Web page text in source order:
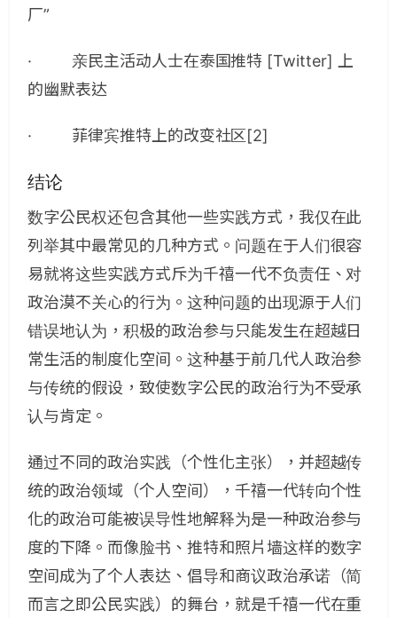
厂”
· 亲民主活动人士在泰国推特 [Twitter] 上
的幽默表达
· 菲律宾推特上的改变社区[2]
结论
数字公民权还包含其他一些实践方式，我仅在此
列举其中最常见的几种方式。问题在于人们很容
易就将这些实践方式斥为千禧一代不负责任、对
政治漠不关心的行为。这种问题的出现源于人们
错误地认为，积极的政治参与只能发生在超越日
常生活的制度化空间。这种基于前几代人政治参
与传统的假设，致使数字公民的政治行为不受承
认与肯定。
通过不同的政治实践（个性化主张），并超越传
统的政治领域（个人空间），千禧一代转向个性
化的政治可能被误导性地解释为是一种政治参与
度的下降。而像脸书、推特和照片墙这样的数字
空间成为了个人表达、倡导和商议政治承诺（简
而言之即公民实践）的舞台，就是千禧一代在重